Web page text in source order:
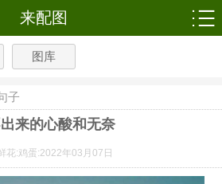
来配图
图库
子
来的心酸和无奈
花:鸡蛋:2022年03月07日